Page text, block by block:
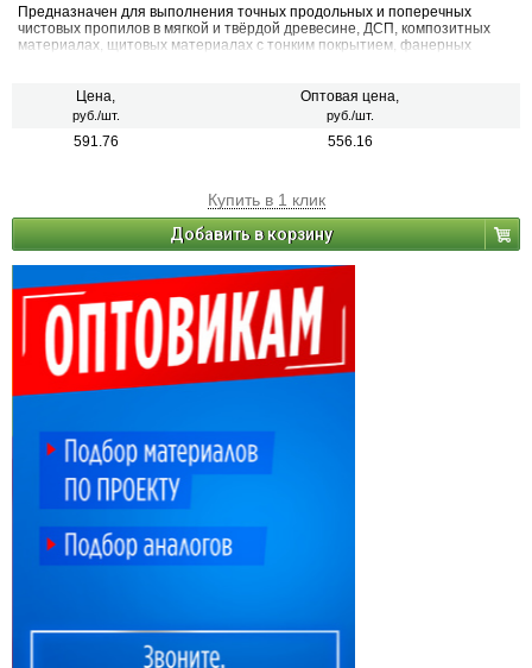
Предназначен для выполнения точных продольных и поперечных
чистовых пропилов в мягкой и твёрдой древесине, ДСП, композитных
материалах, щитовых материалах с тонким покрытием, фанерных
Цена,
руб./шт.
Оптовая цена,
руб./шт.
591.76 556.16
Купить в 1 клик
Добавить в корзину